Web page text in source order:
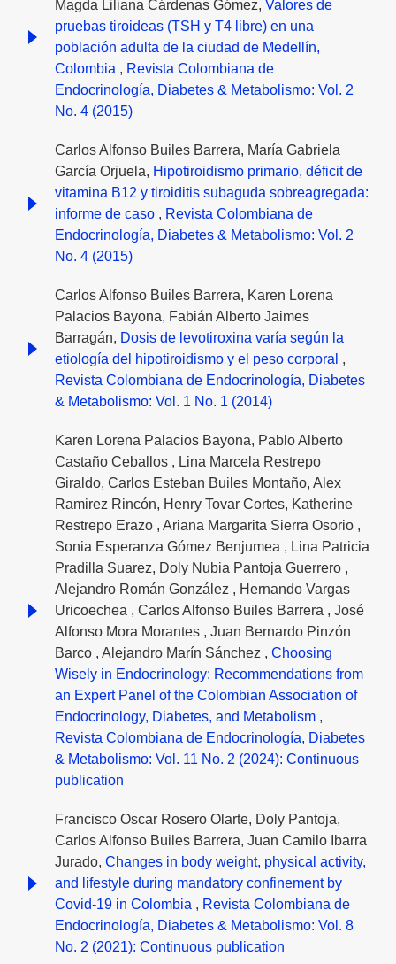
Magda Liliana Cárdenas Gómez, Valores de
pruebas tiroideas (TSH y T4 libre) en una
población adulta de la ciudad de Medellín,
Colombia , Revista Colombiana de
Endocrinología, Diabetes & Metabolismo: Vol. 2
No. 4 (2015)
Carlos Alfonso Builes Barrera, María Gabriela
García Orjuela, Hipotiroidismo primario, déficit de
vitamina B12 y tiroiditis subaguda sobreagregada:
informe de caso , Revista Colombiana de
Endocrinología, Diabetes & Metabolismo: Vol. 2
No. 4 (2015)
Carlos Alfonso Builes Barrera, Karen Lorena
Palacios Bayona, Fabián Alberto Jaimes
Barragán, Dosis de levotiroxina varía según la
etiología del hipotiroidismo y el peso corporal ,
Revista Colombiana de Endocrinología, Diabetes
& Metabolismo: Vol. 1 No. 1 (2014)
Karen Lorena Palacios Bayona, Pablo Alberto
Castaño Ceballos , Lina Marcela Restrepo
Giraldo, Carlos Esteban Builes Montaño, Alex
Ramirez Rincón, Henry Tovar Cortes, Katherine
Restrepo Erazo , Ariana Margarita Sierra Osorio ,
Sonia Esperanza Gómez Benjumea , Lina Patricia
Pradilla Suarez, Doly Nubia Pantoja Guerrero ,
Alejandro Román González , Hernando Vargas
Uricoechea , Carlos Alfonso Builes Barrera , José
Alfonso Mora Morantes , Juan Bernardo Pinzón
Barco , Alejandro Marín Sánchez , Choosing
Wisely in Endocrinology: Recommendations from
an Expert Panel of the Colombian Association of
Endocrinology, Diabetes, and Metabolism ,
Revista Colombiana de Endocrinología, Diabetes
& Metabolismo: Vol. 11 No. 2 (2024): Continuous
publication
Francisco Oscar Rosero Olarte, Doly Pantoja,
Carlos Alfonso Builes Barrera, Juan Camilo Ibarra
Jurado, Changes in body weight, physical activity,
and lifestyle during mandatory confinement by
Covid-19 in Colombia , Revista Colombiana de
Endocrinología, Diabetes & Metabolismo: Vol. 8
No. 2 (2021): Continuous publication